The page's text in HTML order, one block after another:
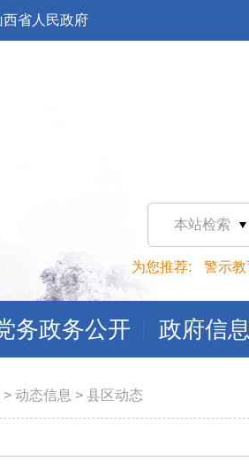
西省人民政府
本站检索
为您推荐: 警示教
务政务公开 政府信
> 动态信息 > 县区动态